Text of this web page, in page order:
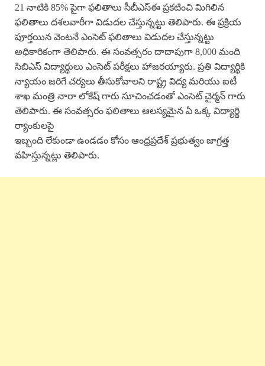
21 నాటికి 85% పైగా ఫలితాలు సీబీఎస్ఈ ప్రకటించి మిగిలిన
ఫలితాలు దశలవారీగా విడుదల చేస్తున్నట్టు తెలిపారు. ఈ ప్రక్రియ
పూర్తయిన వెంటనే ఎంసెట్ ఫలితాలు విడుదల చేస్తున్నట్టు
అధికారికంగా తెలిపారు. ఈ సంవత్సరం దాదాపుగా 8,000 మంది
సిబిఎస్ విద్యార్థులు ఎంసెట్ పరీక్షలు హాజరయ్యారు. ప్రతి విద్యార్థికి
న్యాయం జరిగే చర్యలు తీసుకోవాలని రాష్ట్ర విద్య మరియు ఐటీ
శాఖ మంత్రి నారా లోకేష్ గారు సూచించడంతో ఎంసెట్ చైర్మన్ గారు
తెలిపారు. ఈ సంవత్సరం ఫలితాలు ఆలస్యమైన ఏ ఒక్క విద్యార్థి
ర్యాంకులపై
ఇబ్బంది లేకుండా ఉండడం కోసం ఆంధ్రప్రదేశ్ ప్రభుత్వం జాగ్రత్త
వహిస్తున్నట్లు తెలిపారు.